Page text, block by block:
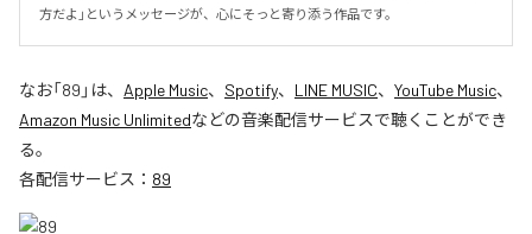
方だよ」というメッセージが、心にそっと寄り添う作品です。
なお「89 」は、 Apple Music、 Spotify、 LINE MUSIC、 YouTube Music、
Amazon Music Unlimitedなどの音楽配信サービスで聴くことができ
る。
各配信サービス： 89